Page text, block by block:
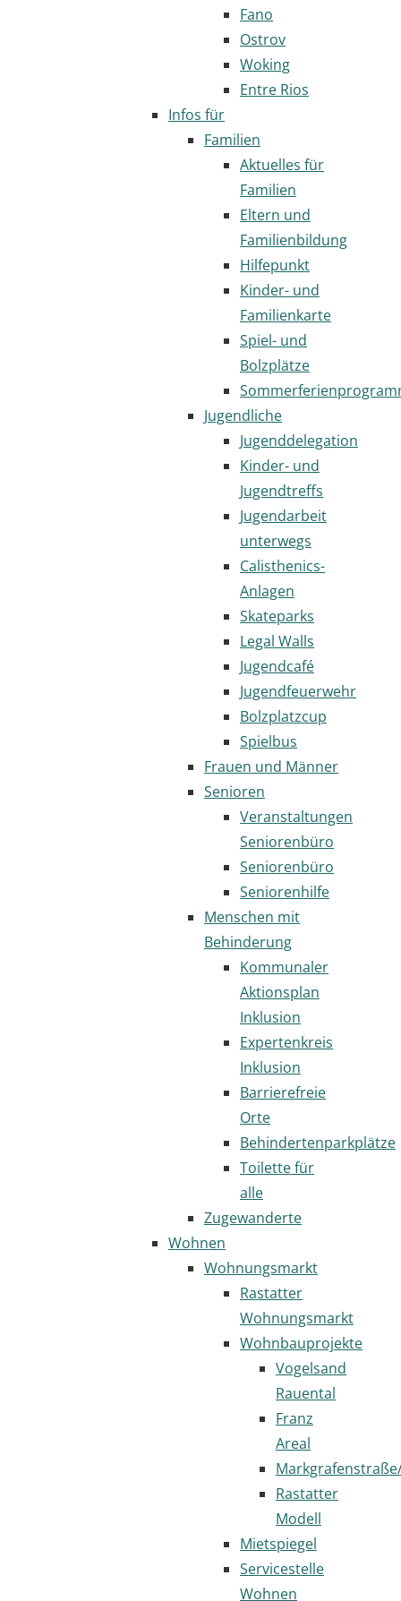
Fano
Ostrov
Woking
Entre Rios
Infos für
Familien
Aktuelles für
Familien
Eltern und
Familienbildung
Hilfepunkt
Kinder- und
Familienkarte
Spiel- und
Bolzplätze
Jugendliche
Jugenddelegation
Kinder- und
Jugendtreffs
Jugendarbeit
unterwegs
Calisthenics-
Anlagen
Skateparks
Legal Walls
Jugendcafé
Jugendfeuerwehr
Bolzplatzcup
Spielbus
Frauen und Männer
Senioren
Veranstaltungen
Seniorenbüro
Seniorenbüro
Seniorenhilfe
Menschen mit
Behinderung
Kommunaler
Aktionsplan
Inklusion
Expertenkreis
Inklusion
Barrierefreie
Orte
Behindertenparkplätze
Toilette für
alle
Zugewanderte
Wohnen
Wohnungsmarkt
Rastatter
Wohnungsmarkt
Wohnbauprojekte
Vogelsand
Rauental
Franz
Areal
Rastatter
Modell
Mietspiegel
Servicestelle
Wohnen